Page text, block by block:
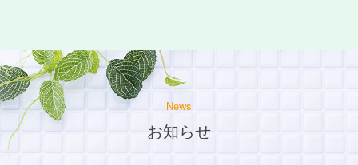
News
お知らせ